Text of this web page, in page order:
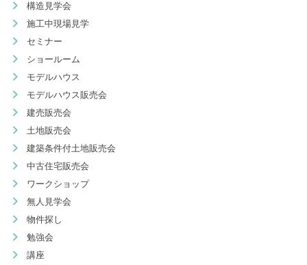
構造見学会
施工中現場見学
セミナー
ショールーム
モデルハウス
モデルハウス販売会
建売販売会
土地販売会
建築条件付土地販売会
中古住宅販売会
ワークショップ
無人見学会
物件探し
勉強会
講座